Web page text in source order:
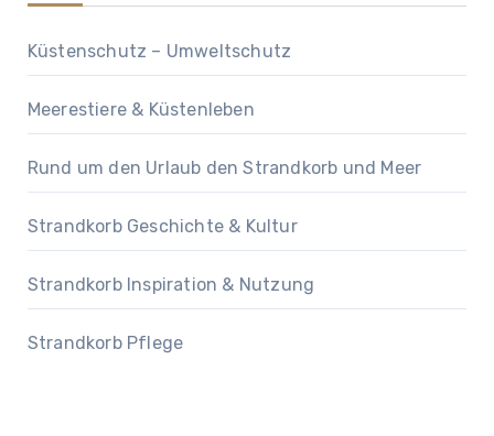
Küstenschutz – Umweltschutz
Meerestiere & Küstenleben
Rund um den Urlaub den Strandkorb und Meer
Strandkorb Geschichte & Kultur
Strandkorb Inspiration & Nutzung
Strandkorb Pflege